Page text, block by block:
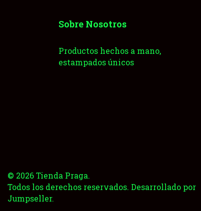
Sobre Nosotros
Productos hechos a mano,
estampados únicos
© 2026 Tienda Praga.
Todos los derechos reservados. Desarrollado por
Jumpseller.